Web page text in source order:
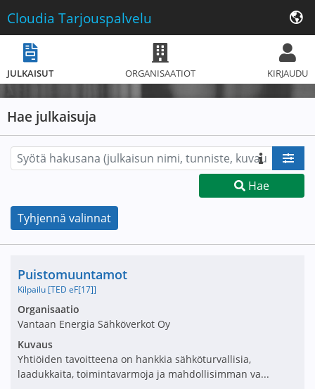
Cloudia Tarjouspalvelu
JULKAISUT ORGANISAATIOT KIRJAUDU
Hae julkaisuja
Hae
Tyhjennä valinnat
Avaa tarjouspyyntö:
Organisaatio
Vantaan Energia Sähköverkot Oy
Nimi ja selite
Puistomuuntamot
Kilpailu [TED eF[17]]
Kuvaus
Yhtiöiden tavoitteena on hankkia sähköturvallisia,
laadukkaita, toimintavarmoja ja mahdollisimman va...